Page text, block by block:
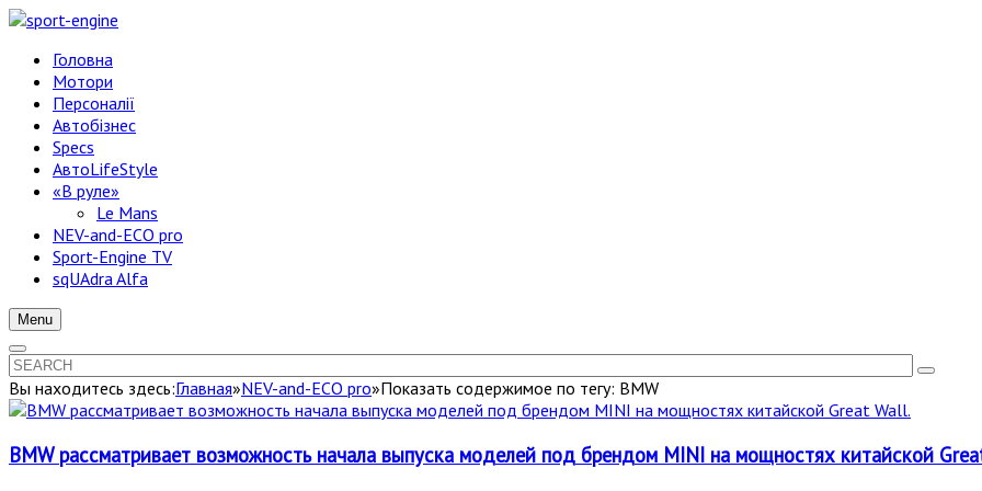
Головна
Мотори
Персоналії
Автобізнес
Specs
АвтоLifeStyle
«В руле»
Le Mans
NEV-and-ECO pro
Sport-Engine TV
sqUAdra Alfa
Menu
Вы находитесь здесь:Главная»NEV-and-ECO pro»Показать содержимое по тегу: BMW
BMW рассматривает возможность начала выпуска моделей под брендом MINI на мощностях китайской